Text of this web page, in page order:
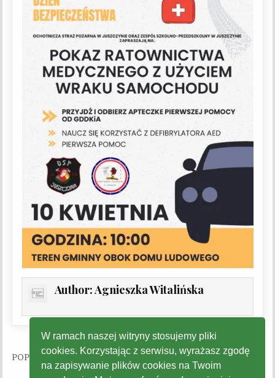
Author:Agnieszka Witalińska
Nawigacja wpisu
W ramach naszej witryny stosujemy pliki
cookies. Korzystając z serwisu, wyrażasz zgodę
na zapisywanie plików cookies na Twoim